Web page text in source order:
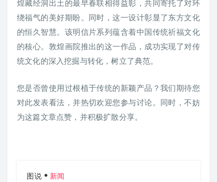
煌藏经洞出土的最早春联相得益彰，共同寄托了对环
绕福气的美好期盼。同时，这一设计彰显了东方文化
的恒久智慧。该明信片系列蕴含着中国传统祈福文化
的核心。敦煌画院推出的这一作品，成功实现了对传
统文化的深入挖掘与转化，树立了典范。
您是否曾使用过根植于传统的新颖产品？我们期待您
对此发表看法，并热切欢迎您参与讨论。同时，不妨
为这篇文章点赞，并积极扩散分享。
图说 新闻